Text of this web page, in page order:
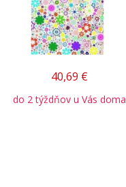
40,69 €
do 2 týždňov u Vás doma